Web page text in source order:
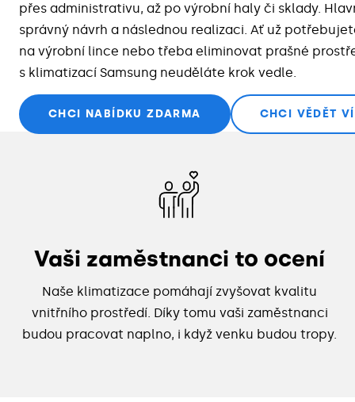
přes administrativu, až po výrobní haly či sklady.
správný návrh a následnou realizaci. Ať už
na výrobní lince nebo třeba eliminovat prašné
s klimatizací Samsung neuděláte krok vedle.
CHCI NABÍDKU ZDARMA CHCI VĚDĚT
Vaši zaměstnanci to ocení
Naše klimatizace pomáhají zvyšovat kvalitu
vnitřního prostředí. Díky tomu vaši zaměstnanci
budou pracovat naplno, i když venku budou tropy.